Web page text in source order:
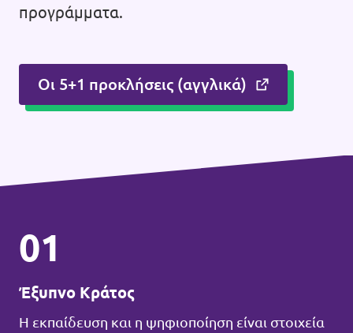
προγράμματα.
Οι 5+1 προκλήσεις (αγγλικά)
01
Έξυπνο Κράτος
Η εκπαίδευση και η ψηφιοποίηση είναι στοιχεία